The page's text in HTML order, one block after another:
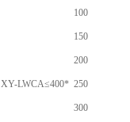
XY-LWCA≤400*
100
150
200
250
300